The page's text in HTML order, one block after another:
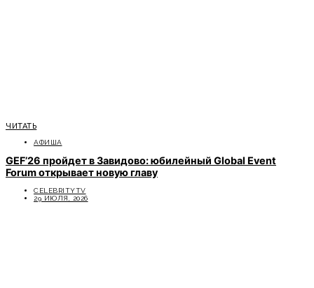
ЧИТАТЬ
АФИША
GEF’26 пройдет в Завидово: юбилейный Global Event
Forum открывает новую главу
CELEBRITYTV
29 ИЮЛЯ, 2026